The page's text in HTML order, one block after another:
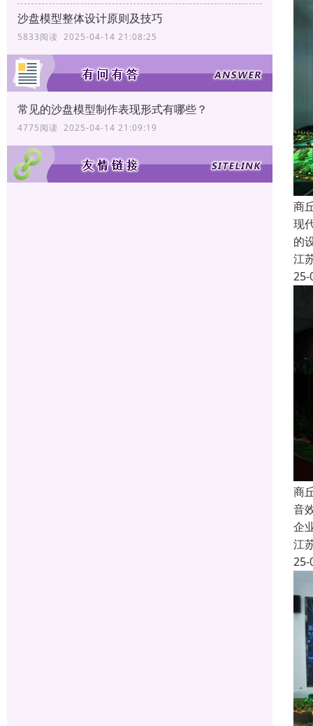
沙盘模型整体设计原则及技巧
5833阅读 2025-04-14 21:08:25
常见的沙盘模型制作表现形式有哪些？
4775阅读 2025-04-14 21:09:19
商
现
的
江
25-
商
音
企
江
25-